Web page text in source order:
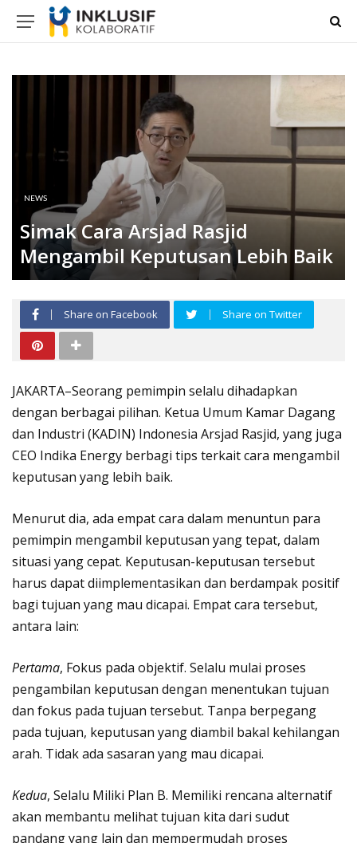
NEWS
Simak Cara Arsjad Rasjid
Mengambil Keputusan Lebih Baik
Share on Facebook Share on Twitter
JAKARTA–Seorang pemimpin selalu dihadapkan
dengan berbagai pilihan. Ketua Umum Kamar Dagang
dan Industri (KADIN) Indonesia Arsjad Rasjid, yang juga
CEO Indika Energy berbagi tips terkait cara mengambil
keputusan yang lebih baik.
Menurut dia, ada empat cara dalam menuntun para
pemimpin mengambil keputusan yang tepat, dalam
situasi yang cepat. Keputusan-keputusan tersebut
harus dapat diimplementasikan dan berdampak positif
bagi tujuan yang mau dicapai. Empat cara tersebut,
antara lain:
Pertama, Fokus pada objektif. Selalu mulai proses
pengambilan keputusan dengan menentukan tujuan
dan fokus pada tujuan tersebut. Tanpa berpegang
pada tujuan, keputusan yang diambil bakal kehilangan
arah. Tidak ada sasaran yang mau dicapai.
Kedua, Selalu Miliki Plan B. Memiliki rencana alternatif
akan membantu melihat tujuan kita dari sudut
pandang yang lain dan mempermudah proses